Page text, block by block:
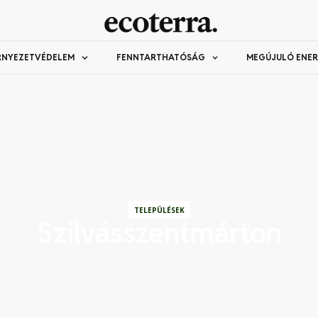
FENNTARTHATÓSÁG MEGÚJULÓ
TELEPÜLÉSEK